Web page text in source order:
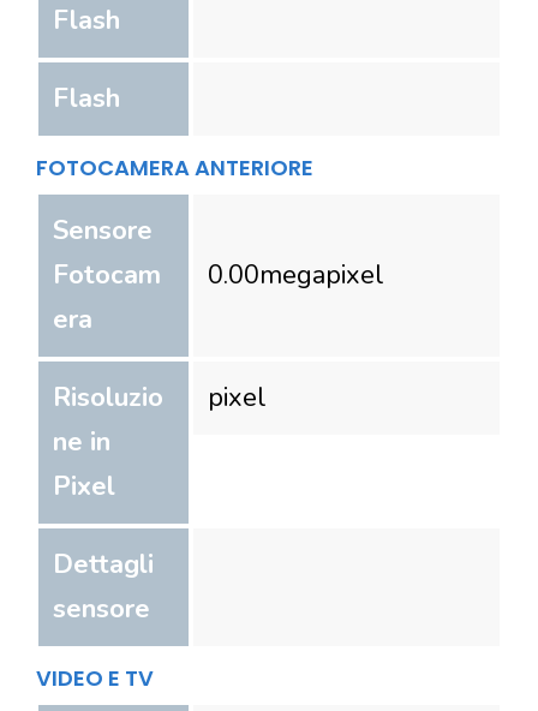
Flash
Flash
FOTOCAMERA ANTERIORE
Sensore
Fotocam
era
0.00megapixel
Risoluzio
ne in
Pixel
pixel
Dettagli
sensore
VIDEO E TV